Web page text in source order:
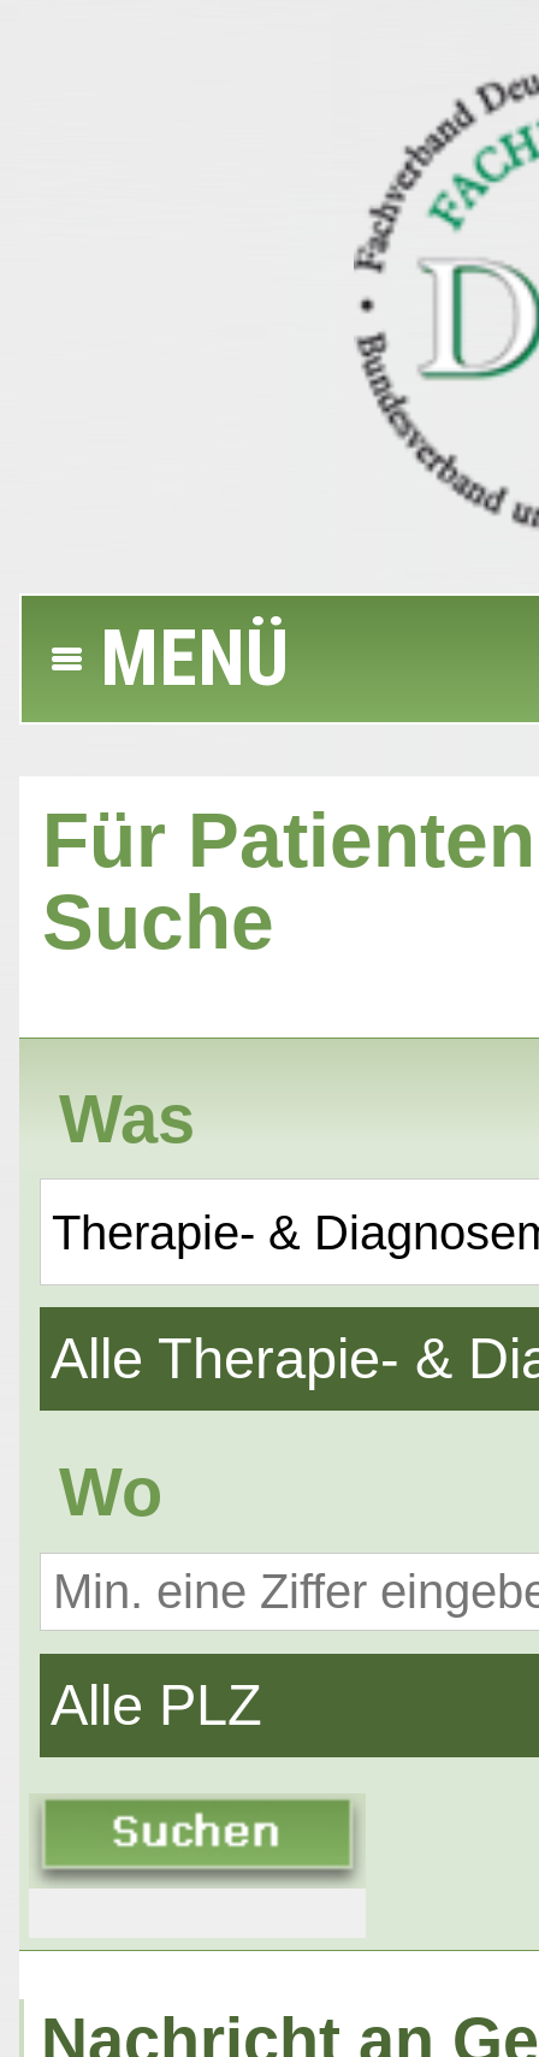
MENÜ
Für
Suche
Was
Therapie- &
Alle Therapie- &
Wo
Alle PLZ
Nachricht an